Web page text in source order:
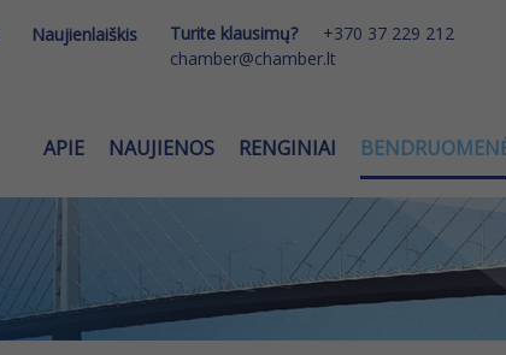
Naujienlaiškis Turite klausimų?
+370 37 229 212
chamber@chamber.lt
APIE NAUJIENOS RENGINIAI